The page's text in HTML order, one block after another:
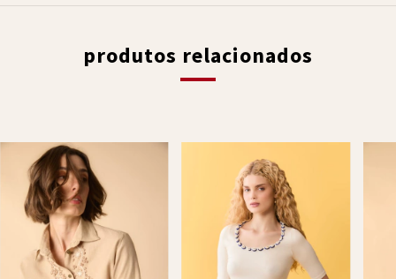
produtos relacionados